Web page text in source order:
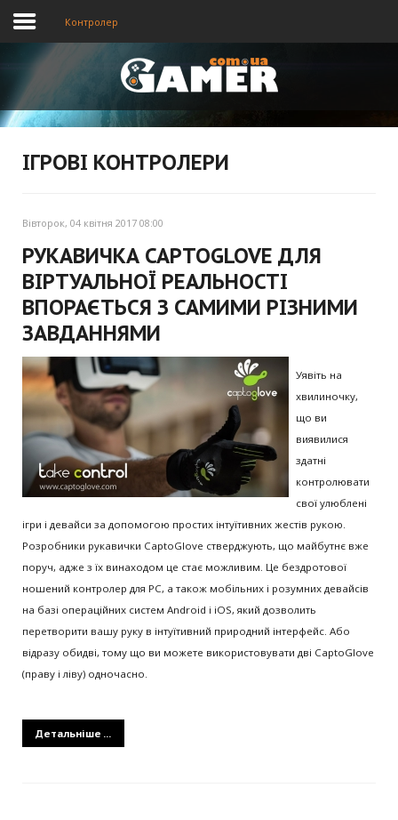
Головна
Контролер
ІГРОВІ КОНТРОЛЕРИ
Вівторок, 04 квітня 2017 08:00
РУКАВИЧКА CAPTOGLOVE ДЛЯ
ВІРТУАЛЬНОЇ РЕАЛЬНОСТІ
ВПОРАЄТЬСЯ З САМИМИ РІЗНИМИ
ЗАВДАННЯМИ
Уявіть на
хвилиночку,
що ви
виявилися
здатні
контролювати
свої улюблені
ігри і девайси за допомогою простих інтуїтивних жестів рукою.
Розробники рукавички CaptoGlove стверджують, що майбутнє вже
поруч, адже з їх винаходом це стає можливим. Це бездротової
ношений контролер для PC, а також мобільних і розумних девайсів
на базі операційних систем Android і iOS, який дозволить
перетворити вашу руку в інтуїтивний природний інтерфейс. Або
відразу обидві, тому що ви можете використовувати дві CaptoGlove
(праву і ліву) одночасно.
Детальніше ...